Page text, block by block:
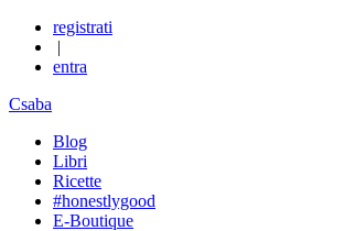
registrati
|
entra
Csaba
Blog
Libri
Ricette
#honestlygood
E-Boutique